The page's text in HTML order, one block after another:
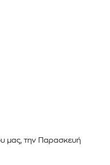
μας, την Παρασκευή